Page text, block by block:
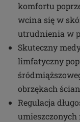
komfortu
wcina się w
utrudnienia w
Skuteczny
limfatyczny
obrzękach
Regulacja